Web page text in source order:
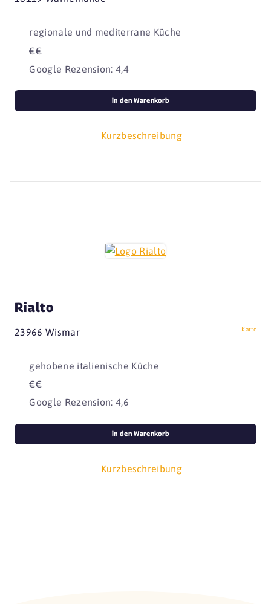
regionale und mediterrane Küche
€€
Google Rezension: 4,4
Kurzbeschreibung
in den Warenkorb
Rialto
23966 Wismar Karte
gehobene italienische Küche
€€
Google Rezension: 4,6
Kurzbeschreibung
in den Warenkorb